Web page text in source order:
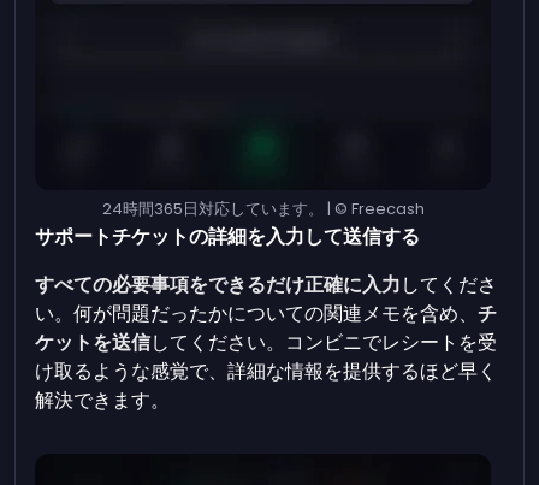
24時間365日対応しています。 | © Freecash
サポートチケットの詳細を入力して送信する
すべての必要事項をできるだけ正確に入力してくださ
い。何が問題だったかについての関連メモを含め、チ
ケットを送信してください。コンビニでレシートを受
け取るような感覚で、詳細な情報を提供するほど早く
解決できます。